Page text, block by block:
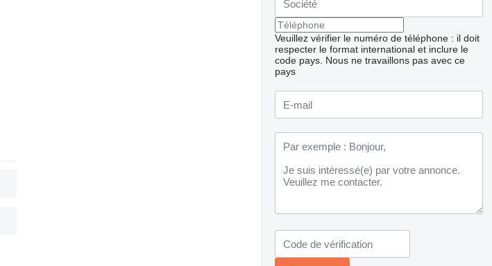
Veuillez vérifier le numéro de téléphone : il doit
respecter le format international et inclure le
code pays. Nous ne travaillons pas avec ce
pays